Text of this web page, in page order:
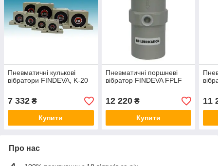
Пневматичні кулькові
вібратори FINDEVA, K-20
7 332 ₴
Купити
Пневматичні поршневі
вібратор FINDEVA FPLF
12 220₴
Купити
11
Про нас